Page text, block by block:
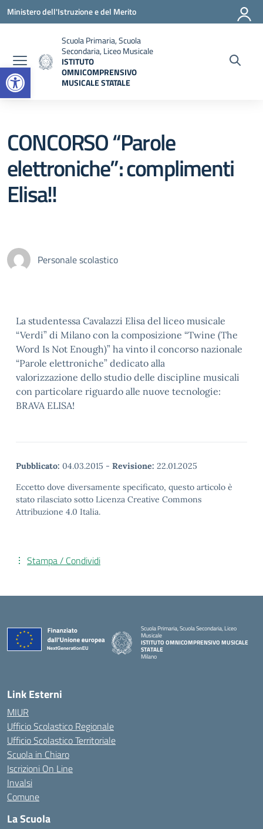
Open toolbar
Vai ai contenuti
Vai al menu di navigazione
Vai al footer
Ministero dell'Istruzione e del Merito
Scuola Primaria, Scuola
Secondaria, Liceo Musicale
ISTITUTO
OMNICOMPRENSIVO
MUSICALE STATALE
CONCORSO “Parole
elettroniche”: complimenti
Elisa!!
Personale scolastico
La studentessa Cavalazzi Elisa del liceo musicale
“Verdi” di Milano con la composizione “Twine (The
Word Is Not Enough)” ha vinto il concorso nazionale
“Parole elettroniche” dedicato alla
valorizzazione dello studio delle discipline musicali
con particolare riguardo alle nuove tecnologie:
BRAVA ELISA!
Pubblicato: 04.03.2015 - Revisione: 22.01.2025
Eccetto dove diversamente specificato, questo articolo è
stato rilasciato sotto Licenza Creative Commons
Attribuzione 4.0 Italia.
Stampa / Condividi
Scuola Primaria, Scuola Secondaria, Liceo
Musicale
ISTITUTO OMNICOMPRENSIVO MUSICALE
STATALE
Milano
Link Esterni
MIUR
Ufficio Scolastico Regionale
Ufficio Scolastico Territoriale
Scuola in Chiaro
Iscrizioni On Line
Invalsi
Comune
La Scuola